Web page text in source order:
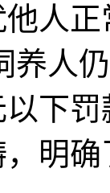
人
养人
下
明